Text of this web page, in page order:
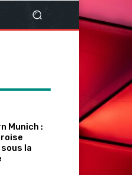
Munich :
la